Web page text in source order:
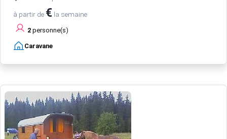
à partir de € la semaine
2 personne(s)
Caravane